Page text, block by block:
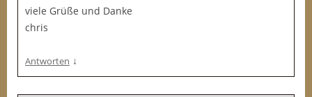
viele Grüße und Danke
chris
Antworten ↓